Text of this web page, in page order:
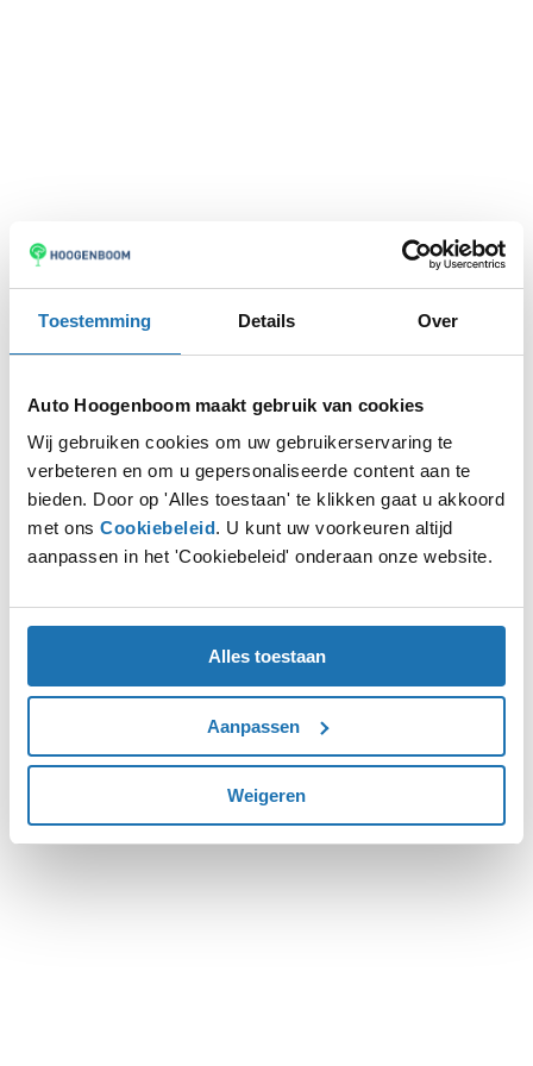
Toestemming Details Over
Auto Hoogenboom maakt gebruik van cookies
Wij gebruiken cookies om uw gebruikerservaring te
verbeteren en om u gepersonaliseerde content aan te
bieden. Door op 'Alles toestaan' te klikken gaat u akkoord
met ons Cookiebeleid. U kunt uw voorkeuren altijd
aanpassen in het 'Cookiebeleid' onderaan onze website.
Alles toestaan
Aanpassen
Weigeren
Application error: aclient-side exception has occurred while
loadingwww.autohoogenboom.nl (see the browser console
more information).